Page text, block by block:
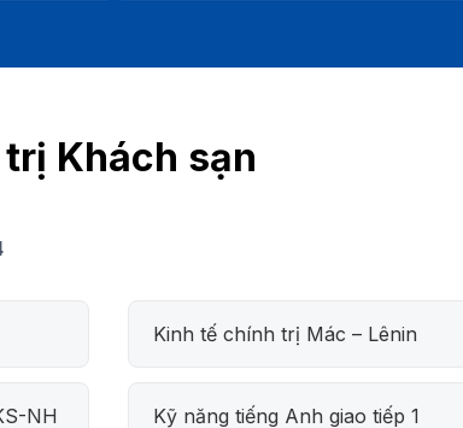
Khách sạn
Kinh tế chính trị Mác – Lênin
NH Kỹ năng tiếng Anh giao tiếp 1